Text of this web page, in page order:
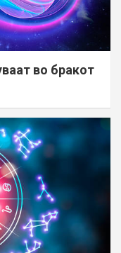
во бракот